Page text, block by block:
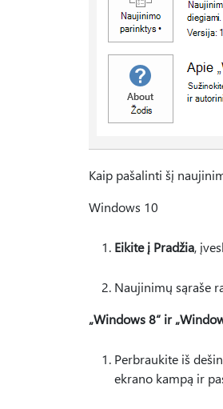
Kaip pašalinti šį
Windows 10
Eikite į Pradžia,
Naujinimų sąraše
„Windows 8“ ir
Perbraukite iš
ekrano kampą ir